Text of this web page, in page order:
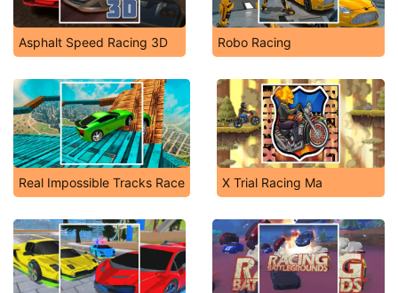
Asphalt Speed Racing 3D Robo Racing
Real Impossible Tracks Race X Trial Racing Ma